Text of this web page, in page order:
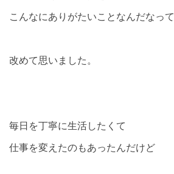
こんなにありがたいことなんだなって
改めて思いました。
毎日を丁寧に生活したくて
仕事を変えたのもあったんだけど